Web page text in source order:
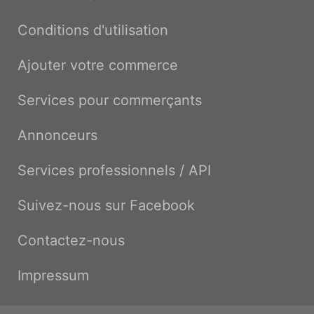
Conditions d'utilisation
Ajouter votre commerce
Services pour commerçants
Annonceurs
Services professionnels / API
Suivez-nous sur Facebook
Contactez-nous
Impressum